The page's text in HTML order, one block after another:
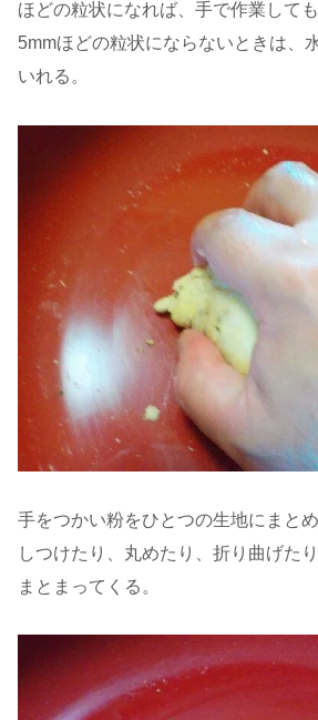
ほどの粒状になれば、手で作業して
5mmほどの粒状にならないときは、
いれる。
手をつかい粉をひとつの生地にまと
しつけたり、丸めたり、折り曲げた
まとまってくる。